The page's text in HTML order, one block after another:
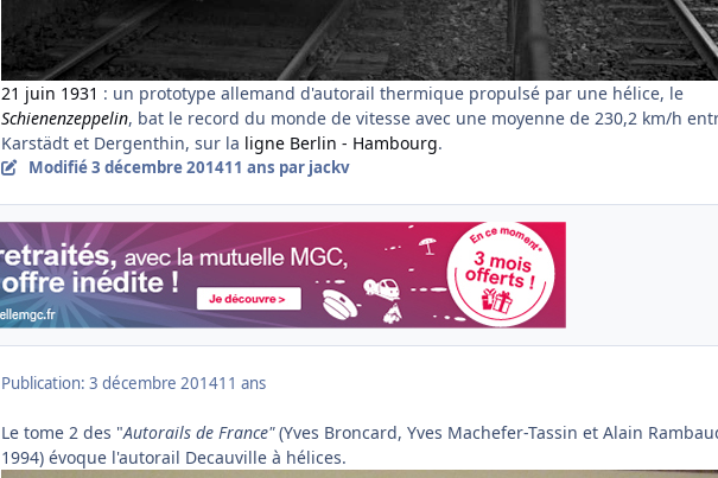
21 juin 1931 : un prototype allemand d'autorail thermique propulsé par une hélice, le
Schienenzeppelin, bat le record du monde de vitesse avec une moyenne de 230,2 km/h
Karstädt et Dergenthin, sur la ligne Berlin - Hambourg.
Modifié3 décembre 201411 ans par jackv
Publication: 3 décembre 201411 ans
Le tome 2 des "Autorails de France"(Yves Broncard, Yves Machefer-Tassin et Alain
1994) évoque l'autorail Decauville à hélices.